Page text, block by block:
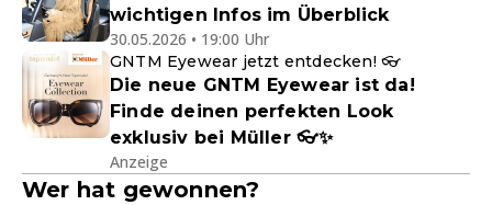
wichtigen Infos im Überblick
30.05.2026 • 19:00 Uhr
GNTM Eyewear jetzt entdecken! 👓
Die neue GNTM Eyewear ist da!
Finde deinen perfekten Look
exklusiv bei Müller 👓✨
Anzeige
Wer hat gewonnen?